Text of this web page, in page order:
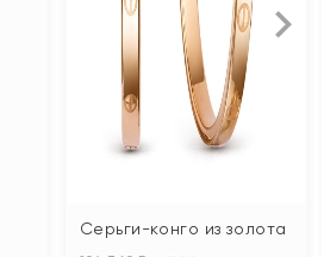
Серьги-конго из золота